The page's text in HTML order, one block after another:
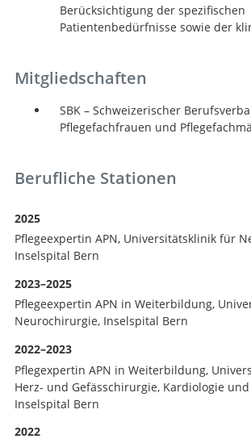
Berücksichtigung der spezifischen
Patientenbedürfnisse sowie der
Mitgliedschaften
SBK – Schweizerischer
Pflegefachfrauen und
Berufliche Stationen
2025
Pflegeexpertin APN, Universitätsklinik für
Inselspital Bern
2023–2025
Pflegeexpertin APN in Weiterbildung,
Neurochirurgie, Inselspital Bern
2022–2023
Pflegexpertin APN in Weiterbildung,
Herz- und Gefässchirurgie, Kardiologie
Inselspital Bern
2022